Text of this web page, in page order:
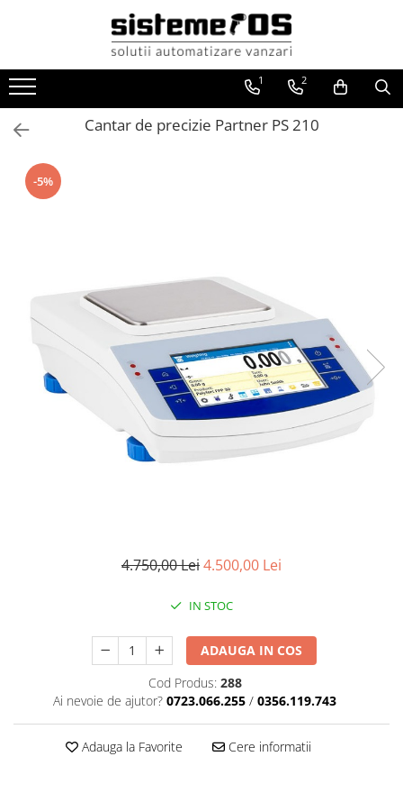
Toate Produsele
Case marcat fiscale
Sisteme POS All in One
Cantare comerciale
Cantare cu etichetare
Cantare platforma
Cantare precizie
Cantare verificare
Procesare numerar
Masini numarat banii
Verificatoare bancnote
Imprimante matriciale
Scannere documente profesionale
Cititoare coduri bare & Terminale
portabile
Cititoare coduri bare 1D cu fir
Cititoare coduri bare 2D cu fir
1 2
Cantar de precizie Partner PS 210
-5%
4.750,00 Lei4.500,00 Lei
IN STOC
ADAUGA IN COS
Cod Produs: 288
Ai nevoie de ajutor? 0723.066.255 / 0356.119.743
Adauga la Favorite Cere informatii